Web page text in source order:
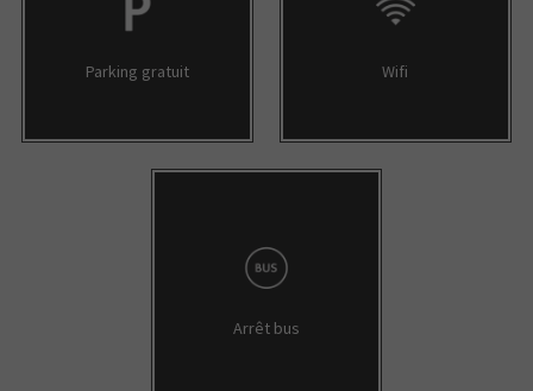
Parking gratuit Wifi
Arrêt bus